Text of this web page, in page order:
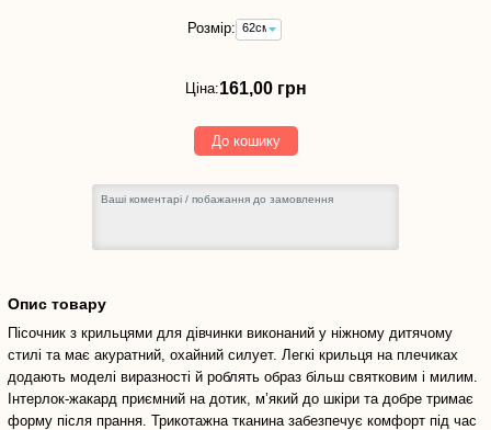
Розмір: 62см
-
Ціна:161,00 грн
До кошику
Опис товару
Пісочник з крильцями для дівчинки виконаний у ніжному дитячому
стилі та має акуратний, охайний силует. Легкі крильця на плечиках
додають моделі виразності й роблять образ більш святковим і милим.
Інтерлок-жакард приємний на дотик, м’який до шкіри та добре тримає
форму після прання. Трикотажна тканина забезпечує комфорт під час